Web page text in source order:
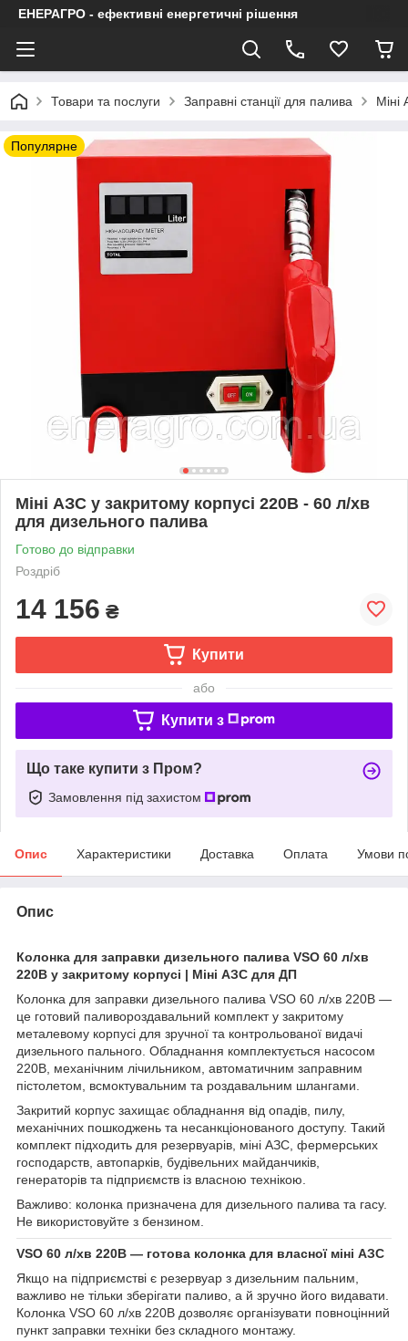
ЕНЕРАГРО - ефективні енергетичні рішення
Товари та послуги Заправні станції для палива Міні
Популярне
Міні АЗС у закритому корпусі 220В - 60 л/хв
для дизельного палива
Готово до відправки
Роздріб
14 156 ₴
Купити
або
Купити з
Що таке купити з Пром?
Замовлення під захистом
Опис Характеристики Доставка Оплата Умови
Опис
Колонка для заправки дизельного палива VSO 60 л/хв
220В у закритому корпусі | Міні АЗС для ДП
Колонка для заправки дизельного палива VSO 60 л/хв 220В —
це готовий паливороздавальний комплект у закритому
металевому корпусі для зручної та контрольованої видачі
дизельного пального. Обладнання комплектується насосом
220В, механічним лічильником, автоматичним заправним
пістолетом, всмоктувальним та роздавальним шлангами.
Закритий корпус захищає обладнання від опадів, пилу,
механічних пошкоджень та несанкціонованого доступу. Такий
комплект підходить для резервуарів, міні АЗС, фермерських
господарств, автопарків, будівельних майданчиків,
генераторів та підприємств із власною технікою.
Важливо: колонка призначена для дизельного палива та гасу.
Не використовуйте з бензином.
VSO 60 л/хв 220В — готова колонка для власної міні АЗС
Якщо на підприємстві є резервуар з дизельним пальним,
важливо не тільки зберігати паливо, а й зручно його видавати.
Колонка VSO 60 л/хв 220В дозволяє організувати повноцінний
пункт заправки техніки без складного монтажу.